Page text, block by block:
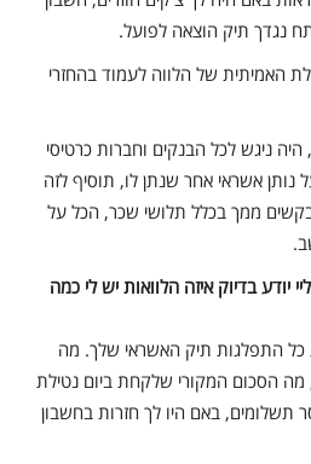
נגדך תיק הוצאה לפועל.
האמיתית של הלווה לעמוד בהחזרי
ניגש לכל הבנקים וחברות כרטיסי
נותן אשראי אחר שנתן לו, תוסיף לזה
ממך בכלל תלושי שכר, הכל על
יודע בדיוק איזה הלוואות יש לי כמה
כל התפלגות תיק האשראי שלך. מה
מה הסכום המקורי שלקחת ביום נטילת
תשלומים, באם היו לך חזרות בחשבון